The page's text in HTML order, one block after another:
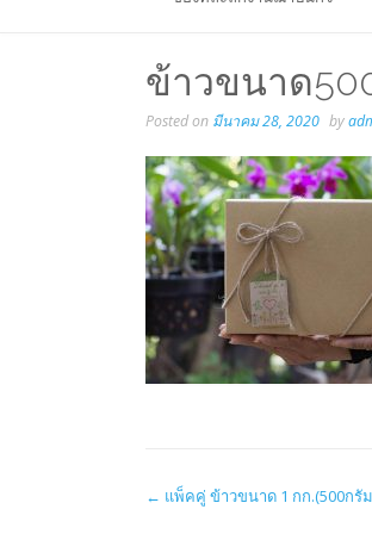
ข้าวขนาด
Posted on มีนาคม 28, 2020 by
Post
← แพ็คคู่ ข้าวขนาด 1 กก.(500กรั